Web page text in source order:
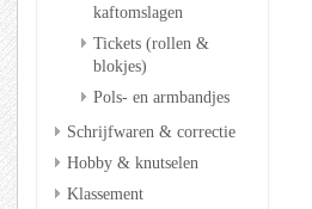
kaftomslagen
Tickets (rollen &
blokjes)
Pols- en armbandjes
Schrijfwaren & correctie
Hobby & knutselen
Klassement